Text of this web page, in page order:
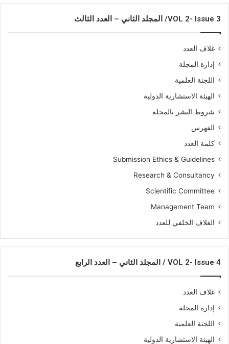
VOL 2- Issue 3/ المجلد الثاني – العدد الثالث
غلاف العدد
إدارة المجلة
اللجنة العلمية
الهيئة الاستشارية الدولية
شروط النشر بالمجلة
الفهرس
كلمة العدد
Submission Ethics & Guidelines
Research & Consultancy
Scientific Committee
Management Team
الغلاف الخلفي للعدد
VOL 2- Issue 4 / المجلد الثاني – العدد الرابع
غلاف العدد
إدارة المجلة
اللجنة العلمية
الهيئة الاستشارية الدولية